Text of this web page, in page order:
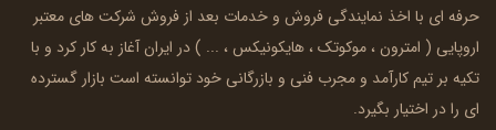
حرفه ای با اخذ نمایندگی فروش و خدمات بعد از فروش شرکت های معتبر
اروپایی ( امترون، موکوتک ، هایکونیکس ، ... ) در ایران آغاز به کار کرد و با
تکیه بر تیم کارآمد و مجرب فنی و بازرگانی خود توانسته است بازار گسترده
ای را در اختیار بگیرد.